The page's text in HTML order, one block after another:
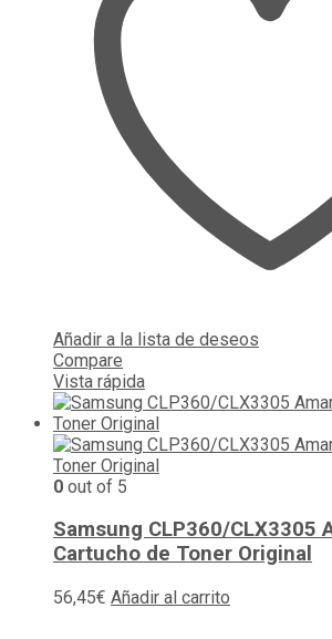
Añadir a la lista de deseos
Compare
Vista rápida
0 out of 5
Samsung CLP360/CLX3305
Cartucho de Toner Original
56,45€ Añadir al carrito